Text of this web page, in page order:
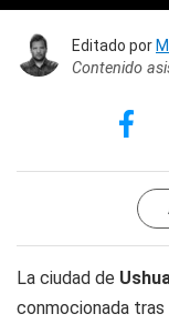
Editado por
Contenido
La ciudad de
conmocionada